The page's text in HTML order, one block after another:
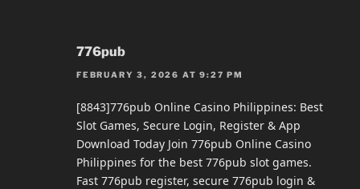
776pub
FEBRUARY 3, 2026 AT 9:27 PM
[8843]776pub Online Casino Philippines: Best
Slot Games, Secure Login, Register & App
Download Today Join 776pub Online Casino
Philippines for the best 776pub slot games.
Fast 776pub register, secure 776pub login &